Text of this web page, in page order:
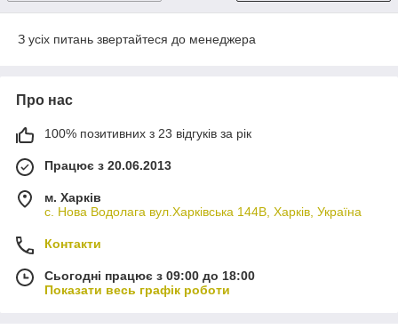
З усіх питань звертайтеся до менеджера
Про нас
100% позитивних з 23 відгуків за рік
Працює з 20.06.2013
м. Харків
с. Нова Водолага вул.Харківська 144В, Харків, Україна
Контакти
Сьогодні працює з 09:00 до 18:00
Показати весь графік роботи